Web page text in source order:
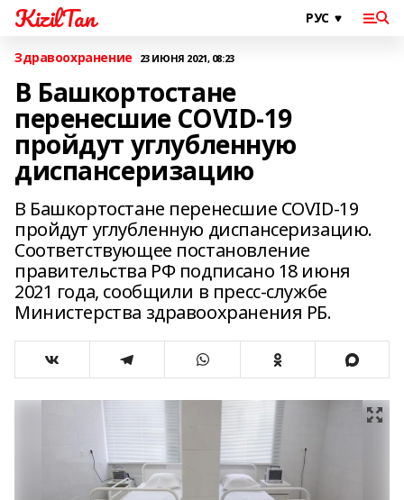
KizilTan
Здравоохранение 23 ИЮНЯ 2021, 08:23
В Башкортостане
перенесшие COVID-19
пройдут углубленную
диспансеризацию
В Башкортостане перенесшие COVID-19
пройдут углубленную диспансеризацию.
Соответствующее постановление
правительства РФ подписано 18 июня
2021 года, сообщили в пресс-службе
Министерства здравоохранения РБ.